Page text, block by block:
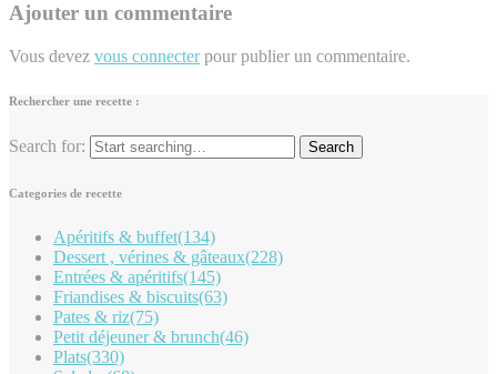
Ajouter un commentaire
Vous devez vous connecterpour publier un commentaire.
Rechercher une recette :
Search for:
Categories de recette
Apéritifs & buffet(134)
Dessert , vérines & gâteaux(228)
Entrées & apéritifs(145)
Friandises & biscuits(63)
Pates & riz(75)
Petit déjeuner & brunch(46)
Plats(330)